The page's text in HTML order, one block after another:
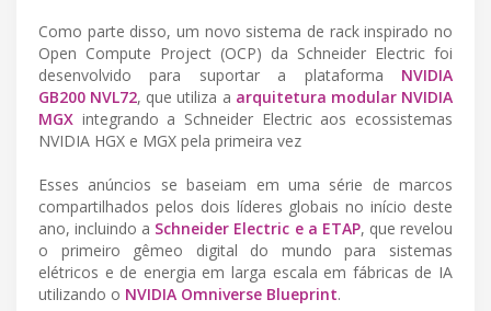
Como parte disso, um novo sistema de rack inspirado no
Open Compute Project (OCP) da Schneider Electric foi
desenvolvido para suportar a plataforma NVIDIA
GB200 NVL72, que utiliza a arquitetura modular NVIDIA
MGX integrando a Schneider Electric aos ecossistemas
NVIDIA HGX e MGX pela primeira vez
Esses anúncios se baseiam em uma série de marcos
compartilhados pelos dois líderes globais no início deste
ano, incluindo a Schneider Electric e a ETAP, que revelou
o primeiro gêmeo digital do mundo para sistemas
elétricos e de energia em larga escala em fábricas de IA
utilizando o NVIDIA Omniverse Blueprint.